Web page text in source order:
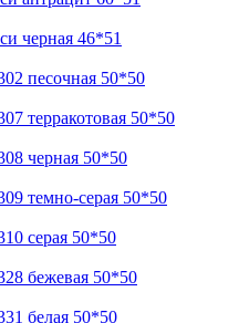
черная 46*51
песочная 50*50
терракотовая 50*50
черная 50*50
темно-серая 50*50
серая 50*50
бежевая 50*50
белая 50*50